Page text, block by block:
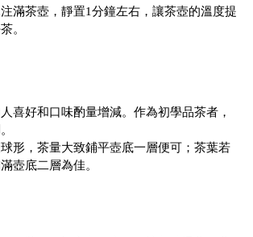
滿茶壺，靜置1分鐘左右，讓茶壺的溫度提
。
喜好和口味酌量增減。作為初學品茶者，
形，茶量大致鋪平壺底一層便可；茶葉若
壺底二層為佳。